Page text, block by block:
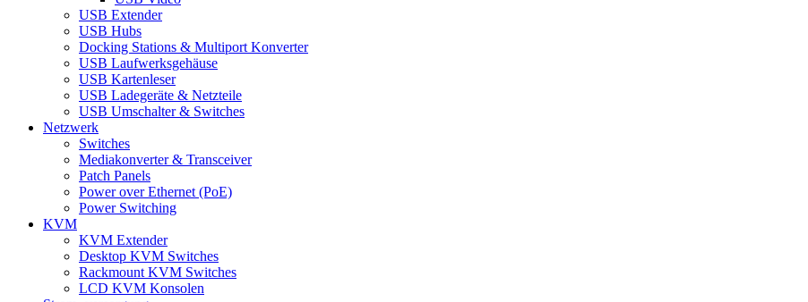
USB Extender
USB Hubs
Docking Stations & Multiport Konverter
USB Laufwerksgehäuse
USB Kartenleser
USB Ladegeräte & Netzteile
USB Umschalter & Switches
Netzwerk
Switches
Mediakonverter & Transceiver
Patch Panels
Power over Ethernet (PoE)
Power Switching
KVM
KVM Extender
Desktop KVM Switches
Rackmount KVM Switches
LCD KVM Konsolen